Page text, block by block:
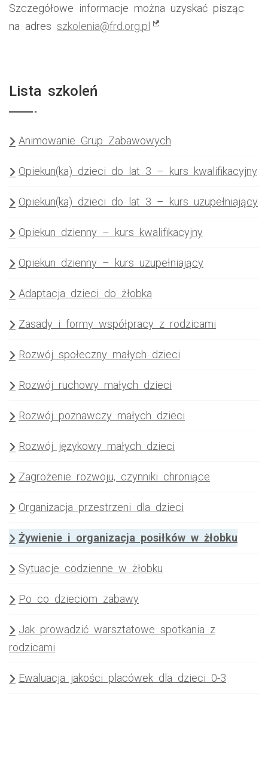
Szczegółowe informacje można uzyskać pisząc
na adres szkolenia@frd.org.pl
Lista szkoleń
Animowanie Grup Zabawowych
Opiekun(ka) dzieci do lat 3 – kurs kwalifikacyjny
Opiekun(ka) dzieci do lat 3 – kurs uzupełniający
Opiekun dzienny – kurs kwalifikacyjny
Opiekun dzienny – kurs uzupełniający
Adaptacja dzieci do żłobka
Zasady i formy współpracy z rodzicami
Rozwój społeczny małych dzieci
Rozwój ruchowy małych dzieci
Rozwój poznawczy małych dzieci
Rozwój językowy małych dzieci
Zagrożenie rozwoju, czynniki chroniące
Organizacja przestrzeni dla dzieci
Żywienie i organizacja posiłków w żłobku
Sytuacje codzienne w żłobku
Po co dzieciom zabawy
Jak prowadzić warsztatowe spotkania z
rodzicami
Ewaluacja jakości placówek dla dzieci 0-3